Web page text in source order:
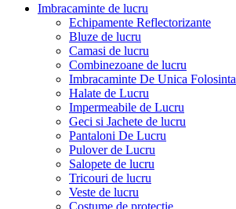
Imbracaminte de lucru
Echipamente Reflectorizante
Bluze de lucru
Camasi de lucru
Combinezoane de lucru
Imbracaminte De Unica Folosinta
Halate de Lucru
Impermeabile de Lucru
Geci si Jachete de lucru
Pantaloni De Lucru
Pulover de Lucru
Salopete de lucru
Tricouri de lucru
Veste de lucru
Costume de protectie